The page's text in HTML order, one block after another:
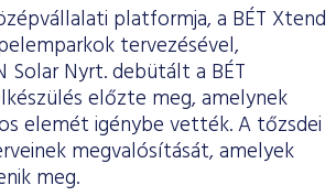
platformja, a BÉT Xtend
tervezésével,
Solar Nyrt. debütált a BÉT
előzte meg, amelynek
elemét igénybe vették. A tőzsdei
megvalósítását, amelyek
meg.